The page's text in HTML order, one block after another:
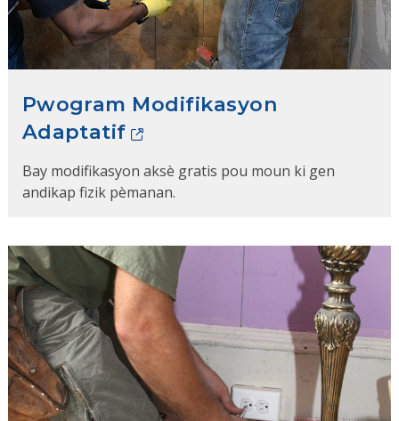
Pwogram Modifikasyon
Adaptatif
Bay modifikasyon aksè gratis pou moun ki gen
andikap fizik pèmanan.